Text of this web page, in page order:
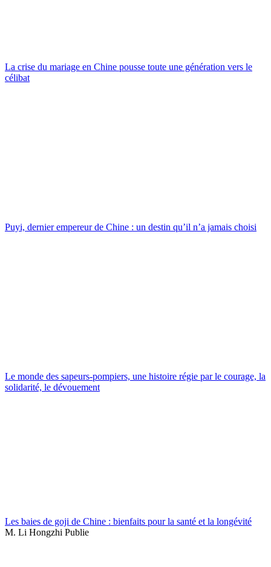
La crise du mariage en Chine pousse toute une génération vers le
célibat
Puyi, dernier empereur de Chine : un destin qu’il n’a jamais choisi
Le monde des sapeurs-pompiers, une histoire régie par le courage, la
solidarité, le dévouement
Les baies de goji de Chine : bienfaits pour la santé et la longévité
M. Li Hongzhi Publie